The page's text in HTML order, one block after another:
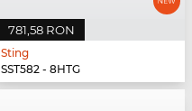
781,58 RON
Sting
SST582 - 8HTG